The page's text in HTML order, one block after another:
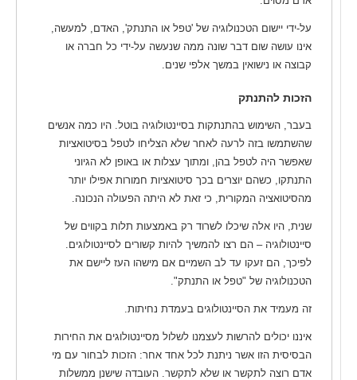
על-ידי יישום הטכנולוגיה של 'טפל או התנתק', האדם, למעשה,
אינו עושה שום דבר שונה ממה שנעשה על-ידי כל חברה או
קבוצה או נישואין במשך אלפי שנים.
הזכות להתנתק
בעבר, השימוש בהתנתקות בסיינטולוגיה בוטל. היו כמה אנשים
שהשתמשו בזה לרעה לאחר שלא הצליחו לטפל בסיטואציות
שאפשר היה לטפל בהן, ומתוך עצלות או באופן לא הגיוני
התנתקו, כשהם יוצרים בכך סיטואציות חמורות אפילו יותר
מהסיטואציה המקורית, כי זאת לא היתה הפעולה הנכונה.
שנית, היו אלה שיכלו לשרוד רק באמצעות תלות בקווים של
סיינטולוגיה – הם רצו להמשיך להיות קשורים לסיינטולוגים.
לפיכך, הם זעקו עד לב השמיים אם מישהו העז ליישם את
הטכנולוגיה של "טפל או התנתק".
זה מעמיד את הסיינטולוגים בעמדת נחיתות.
איננו יכולים להרשות לעצמנו לשלול מסיינטולוגים את החירות
הבסיסית הזו אשר ניתנת לכל אחד אחר: הזכות לבחור עם מי
אדם רוצה לתקשר או שלא לתקשר. העובדה שישנן ממשלות